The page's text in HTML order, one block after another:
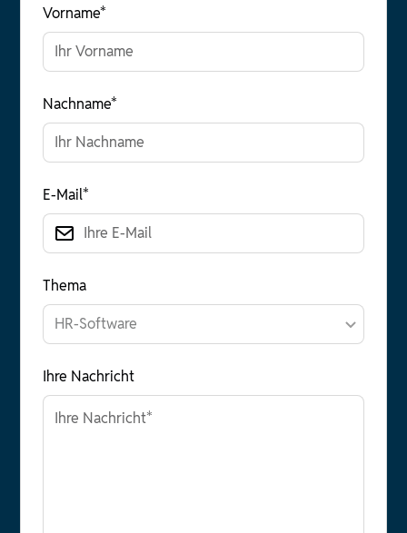
Vorname*
Nachname*
E-Mail*
Thema
Ihre Nachricht